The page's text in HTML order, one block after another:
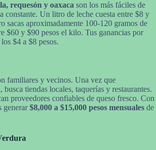
requesón y oaxaca son los más fáciles de
constante. Un litro de leche cuesta entre $8 y
sacas aproximadamente 100-120 gramos de
$60 y $90 pesos el kilo. Tus ganancias por
$4 a $8 pesos.
familiares y vecinos. Una vez que
busca tiendas locales, taquerías y restaurantes.
proveedores confiables de queso fresco. Con
generar$8,000 a $15,000 pesos mensuales de